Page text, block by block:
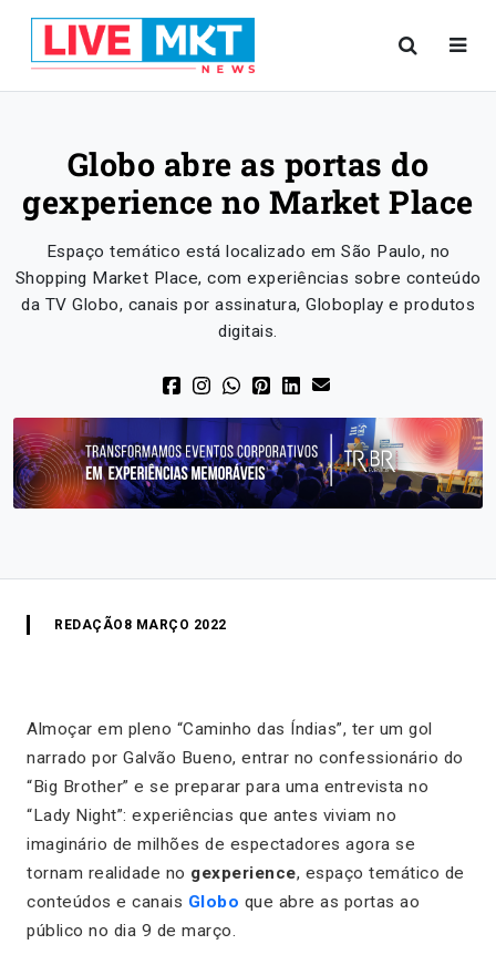
Globo abre as portas do
gexperience no Market Place
Espaço temático está localizado em São Paulo, no
Shopping Market Place, com experiências sobre conteúdo
da TV Globo, canais por assinatura, Globoplay e produtos
digitais.
REDAÇÃO 8 MARÇO 2022
Almoçar em pleno “Caminho das Índias”, ter um gol
narrado por Galvão Bueno, entrar no confessionário do
“Big Brother” e se preparar para uma entrevista no
“Lady Night”: experiências que antes viviam no
imaginário de milhões de espectadores agora se
tornam realidade no gexperience, espaço temático de
conteúdos e canais Globo que abre as portas ao
público no dia 9 de março.